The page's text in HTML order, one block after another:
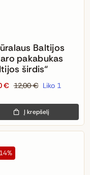
Baltijos
pakabukas
širdis“
12,00€
Original
was:
12,00 €.
€
Current
is:
10,80 €.
Liko 1
Į krepšelį